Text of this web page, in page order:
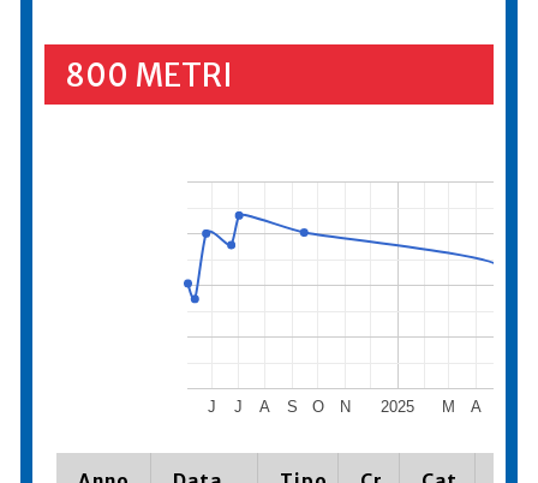
800 METRI
2025
J J A S O N M A